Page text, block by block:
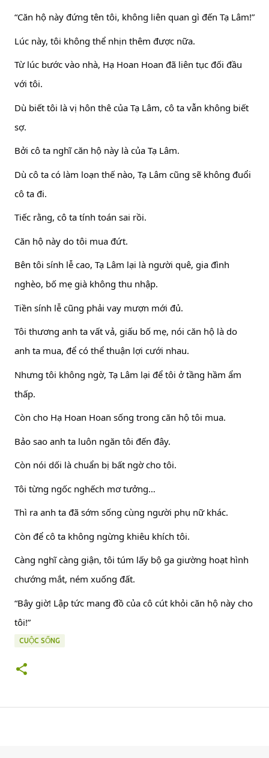
“Căn hộ này đứng tên tôi, không liên quan gì đến Tạ Lâm!”
Lúc này, tôi không thể nhịn thêm được nữa.
Từ lúc bước vào nhà, Hạ Hoan Hoan đã liên tục đối đầu
với tôi.
Dù biết tôi là vị hôn thê của Tạ Lâm, cô ta vẫn không biết
sợ.
Bởi cô ta nghĩ căn hộ này là của Tạ Lâm.
Dù cô ta có làm loạn thế nào, Tạ Lâm cũng sẽ không đuổi
cô ta đi.
Tiếc rằng, cô ta tính toán sai rồi.
Căn hộ này do tôi mua đứt.
Bên tôi sính lễ cao, Tạ Lâm lại là người quê, gia đình
nghèo, bố mẹ già không thu nhập.
Tiền sính lễ cũng phải vay mượn mới đủ.
Tôi thương anh ta vất vả, giấu bố mẹ, nói căn hộ là do
anh ta mua, để có thể thuận lợi cưới nhau.
Nhưng tôi không ngờ, Tạ Lâm lại để tôi ở tầng hầm ẩm
thấp.
Còn cho Hạ Hoan Hoan sống trong căn hộ tôi mua.
Bảo sao anh ta luôn ngăn tôi đến đây.
Còn nói dối là chuẩn bị bất ngờ cho tôi.
Tôi từng ngốc nghếch mơ tưởng…
Thì ra anh ta đã sớm sống cùng người phụ nữ khác.
Còn để cô ta không ngừng khiêu khích tôi.
Càng nghĩ càng giận, tôi túm lấy bộ ga giường hoạt hình
chướng mắt, ném xuống đất.
“Bây giờ! Lập tức mang đồ của cô cút khỏi căn hộ này cho
tôi!”
CUỘC SỐNG